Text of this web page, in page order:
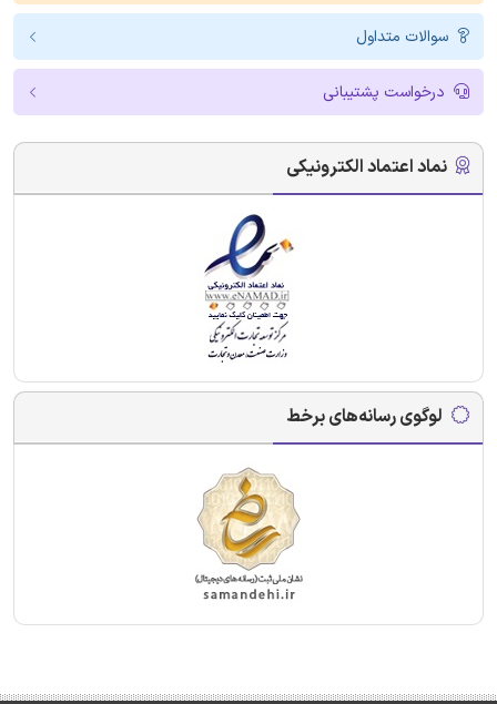
سوالات متداول
درخواست پشتیبانی
نماد اعتماد الکترونیکی
لوگوی رسانه‌های برخط